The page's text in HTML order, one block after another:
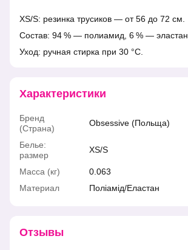
XS/S: резинка трусиков — от 56 до 72 см.
Состав: 94 % — полиамид, 6 % — эластан.
Уход: ручная стирка при 30 °C.
Характеристики
Бренд
(Страна)
Obsessive (Польща)
Белье:
размер
XS/S
Масса (кг)
0.063
Материал
Поліамід/Еластан
Отзывы